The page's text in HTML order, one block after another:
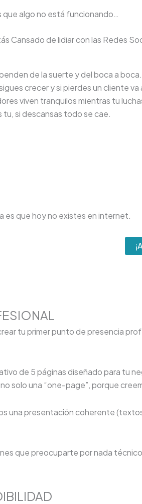
que algo no está funcionando…
Cansado de lidiar con las Redes
de la suerte y del boca a boca.
crecer y si pierdes un cliente
viven tranquilos mientras tu
tu, si descansas todo se cae.
es que hoy no existes en internet.
tu primer punto de presencia
de 5 páginas diseñado para tu
no solo una “one-page”, porque
una presentación coherente
que preocuparte por nada